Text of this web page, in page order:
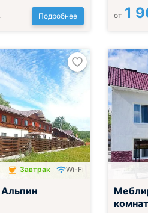
Подробнее от 1
Завтрак Wi-Fi
Завтрак